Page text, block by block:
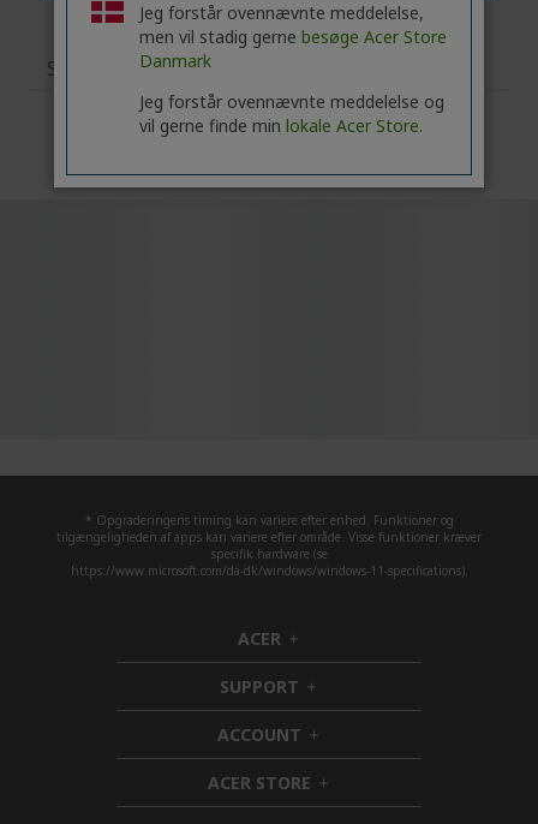
Specifikationer
* Opgraderingens timing kan variere efter enhed. Funktioner og
tilgængeligheden af apps kan variere efter område. Visse funktioner kræver
specifik hardware (se
https://www.microsoft.com/da-dk/windows/windows-11-specifications).
ACER h
i
d
d
e
n
SUPPORT h
i
d
e
n
ACCOUNT h
i
d
d
ACER STORE h
i
Jeg forstår ovennævnte meddelelse,
men vil stadig gerne besøge Acer Store
Danmark
Jeg forstår ovennævnte meddelelse og
vil gerne finde min lokale Acer Store.